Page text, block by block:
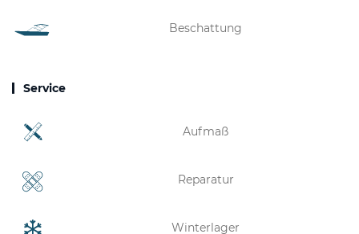
Beschattung
Service
Aufmaß
Reparatur
Winterlager